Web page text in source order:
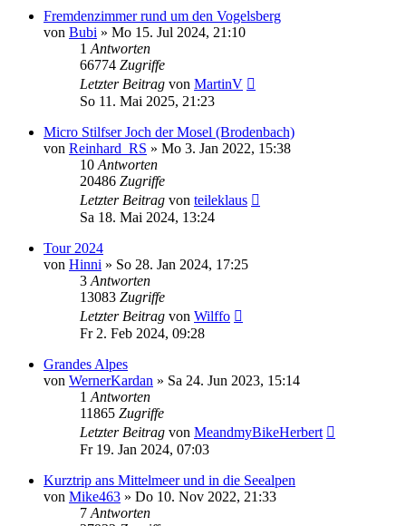
Fremdenzimmer rund um den Vogelsberg
von Bubi » Mo 15. Jul 2024, 21:10
1 Antworten
66774 Zugriffe
Letzter Beitrag von MartinV
So 11. Mai 2025, 21:23
Micro Stilfser Joch der Mosel (Brodenbach)
von Reinhard_RS » Mo 3. Jan 2022, 15:38
10 Antworten
20486 Zugriffe
Letzter Beitrag von teileklaus
Sa 18. Mai 2024, 13:24
Tour 2024
von Hinni » So 28. Jan 2024, 17:25
3 Antworten
13083 Zugriffe
Letzter Beitrag von Wilffo
Fr 2. Feb 2024, 09:28
Grandes Alpes
von WernerKardan » Sa 24. Jun 2023, 15:14
1 Antworten
11865 Zugriffe
Letzter Beitrag von MeandmyBikeHerbert
Fr 19. Jan 2024, 07:03
Kurztrip ans Mittelmeer und in die Seealpen
von Mike463 » Do 10. Nov 2022, 21:33
7 Antworten